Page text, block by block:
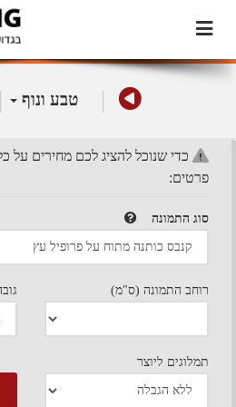
| טבע ונוף |
כדי שנוכל להציג לכם מחירים על
פרטים:
סוג התמונה
רוחב התמונה (ס"מ)
תמלוגים ליוצר